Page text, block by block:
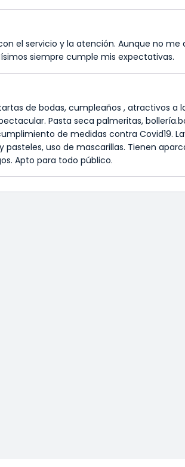
el servicio y la atención. Aunque no
siempre cumple mis expectativas.
de bodas, cumpleaños , atractivos a
Pasta seca palmeritas,
de medidas contra Covid19.
pasteles, uso de mascarillas. Tienen
Apto para todo público.